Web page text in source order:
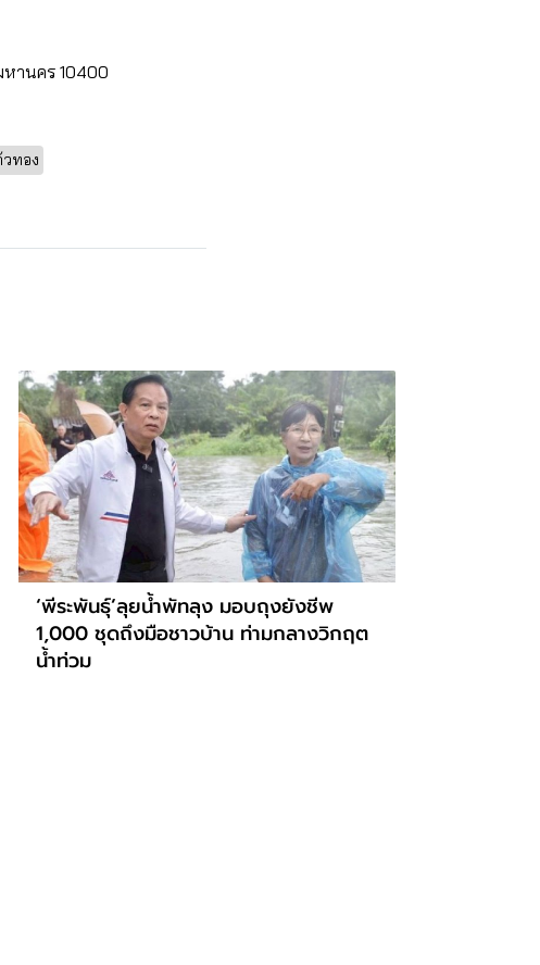
หานคร 10400
ทอง
‘พีระพันธุ์’ลุยน้ำพัทลุง มอบถุงยังชีพ
1,000 ชุดถึงมือชาวบ้าน ท่ามกลางวิกฤต
น้ำท่วม